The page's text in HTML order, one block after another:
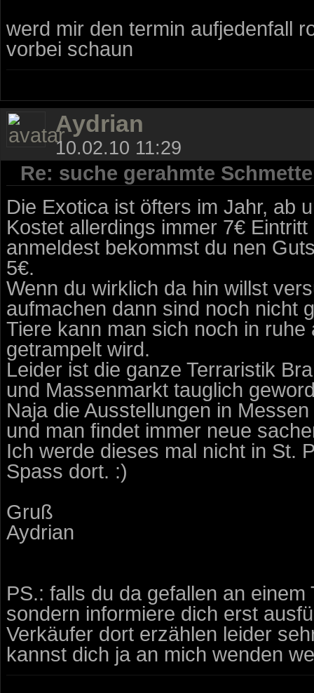
werd mir den termin aufjedenfall
vorbei schaun
Aydrian
10.02.10 11:29
Re: suche gerahmte
Die Exotica ist öfters im Jahr, ab
Kostet allerdings immer 7€
anmeldest bekommst du nen
5€.
Wenn du wirklich da hin willst
aufmachen dann sind noch nicht
Tiere kann man sich noch in
getrampelt wird.
Leider ist die ganze Terraristik
und Massenmarkt tauglich
Naja die Ausstellungen in
und man findet immer neue
Ich werde dieses mal nicht in St.
Spass dort. :)
Gruß
Aydrian
PS.: falls du da gefallen an
sondern informiere dich erst
Verkäufer dort erzählen leider
kannst dich ja an mich wenden